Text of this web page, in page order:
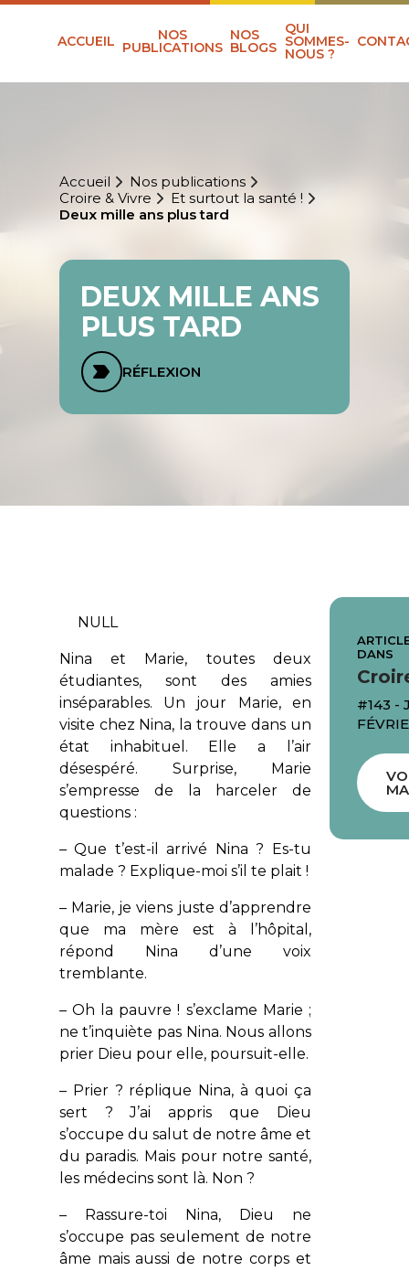
ACCUEIL NOS
PUBLICATIONS
NOS
BLOGS
QUI
SOMMES-
NOUS ?
Accueil
Nos publications
Croire & Vivre
Et surtout la santé !
Deux mille ans plus tard
DEUX MILLE ANS
PLUS TARD
RÉFLEXION
NULL
Nina et Marie, toutes deux
étudiantes, sont des amies
inséparables. Un jour Marie, en
visite chez Nina, la trouve dans un
état inhabituel. Elle a l’air
désespéré. Surprise, Marie
s’empresse de la harceler de
questions :
– Que t’est-il arrivé Nina ? Es-tu
malade ? Explique-moi s’il te plait !
– Marie, je viens juste d’apprendre
que ma mère est à l’hôpital,
répond Nina d’une voix
tremblante.
– Oh la pauvre ! s’exclame Marie ;
ne t’inquiète pas Nina. Nous allons
prier Dieu pour elle, poursuit-elle.
– Prier ? réplique Nina, à quoi ça
sert ? J’ai appris que Dieu
s’occupe du salut de notre âme et
du paradis. Mais pour notre santé,
les médecins sont là. Non ?
– Rassure-toi Nina, Dieu ne
s’occupe pas seulement de notre
âme mais aussi de notre corps et
DANS
#143 -